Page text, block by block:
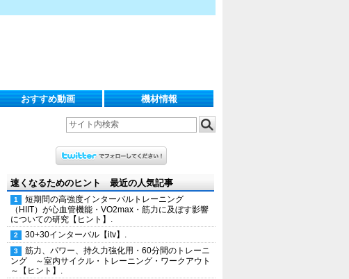
おすすめ動画 機材情報
速くなるためのヒント 最近の人気記事
短期間の高強度インターバルトレーニング
（HIIT）が心血管機能・VO2max・筋力に及ぼす影響
についての研究【ヒント】.
30+30インターバル【itv】.
筋力、パワー、持久力強化用・60分間のトレーニ
ング ～室内サイクル・トレーニング・ワークアウト
～【ヒント】.